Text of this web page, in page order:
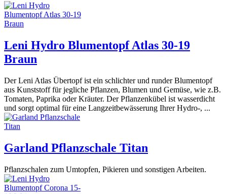
Leni Hydro Blumentopf Atlas 30-19
Braun
Der Leni Atlas Übertopf ist ein schlichter und runder Blumentopf
aus Kunststoff für jegliche Pflanzen, Blumen und Gemüse, wie z.B.
Tomaten, Paprika oder Kräuter. Der Pflanzenkübel ist wasserdicht
und sorgt optimal für eine Langzeitbewässerung Ihrer Hydro-, ...
Garland Pflanzschale Titan
Pflanzschalen zum Umtopfen, Pikieren und sonstigen Arbeiten.